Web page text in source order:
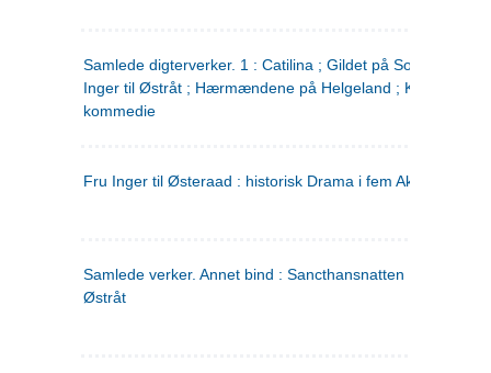
Samlede digterverker. 1 : Catilina ; Gildet på Solhaug ; Fru
Inger til Østråt ; Hærmændene på Helgeland ;
kommedie
Fru Inger til Østeraad : historisk Drama i fem Akter
Samlede verker. Annet bind : Sancthansnatten ; Fru Inger
Østråt